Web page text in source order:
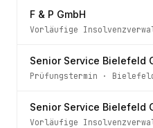
F & P GmbH
Vorläufige
Senior Service Bielefeld
Prüfungstermin ·
Senior Service Bielefeld
Vorläufige